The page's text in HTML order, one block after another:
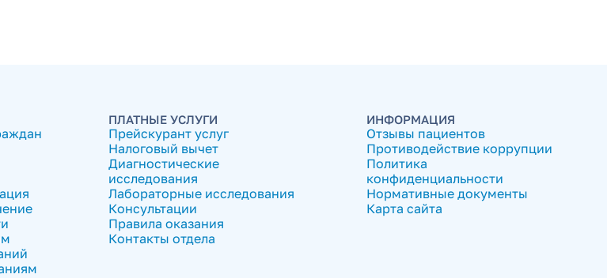
ПЛАТНЫЕ УСЛУГИ
Прейскурант услуг
Налоговый вычет
Диагностические
исследования
Лабораторные исследования
Консультации
Правила оказания
Контакты отдела
ИНФОРМАЦИЯ
Отзывы пациентов
Противодействие коррупции
Политика
конфиденциальности
Нормативные документы
Карта сайта